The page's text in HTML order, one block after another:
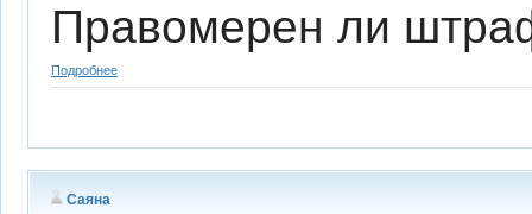
Правомерен ли
Подробнее
Саяна